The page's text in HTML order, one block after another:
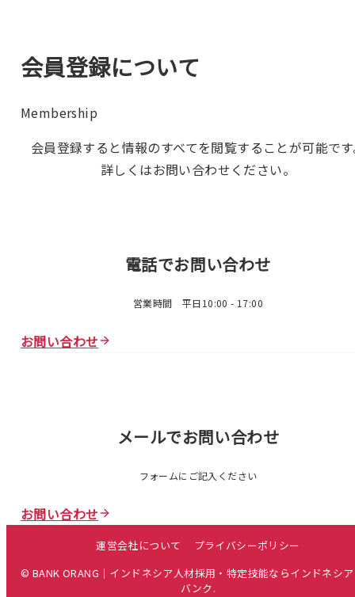
会員登録について
Membership
会員登録すると情報のすべてを閲覧することが可能で
詳しくはお問い合わせください。
電話でお問い合わせ
営業時間 平日10:00 - 17:00
お問い合わせ
メールでお問い合わせ
フォームにご記入ください
お問い合わせ
運営会社について
プライバシーポリシー
© BANK ORANG｜インドネシア人材採用・特定技能ならインドネシ
バンク.